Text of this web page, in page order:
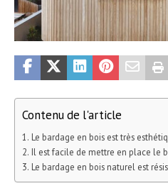
Contenu de l'article
Le bardage en bois est très
Il est facile de mettre en place le
Le bardage en bois naturel est